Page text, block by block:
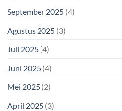
September 2025 (4)
Agustus 2025 (3)
Juli 2025 (4)
Juni 2025 (4)
Mei 2025 (2)
April 2025 (3)